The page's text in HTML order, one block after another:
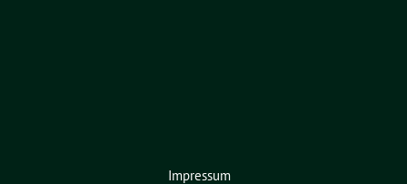
Impressum